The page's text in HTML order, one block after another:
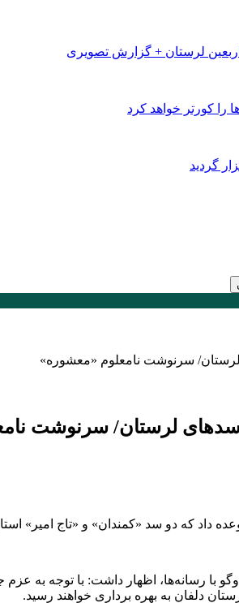
لرستان + گزارش تصویری
را کورتر خواهد کرد
گردید
سرنوشت نامعلوم «معشوره»
سدهای لرستان/ سرنوشت
که دو سد «کمندان» و «تاج امیر»
با رسانه‌ها، اظهار داشت: با توجه به
دلفان به بهره برداری خواهند رسید.